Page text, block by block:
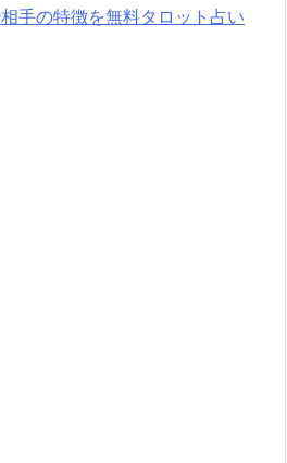
手の特徴を無料タロット占い